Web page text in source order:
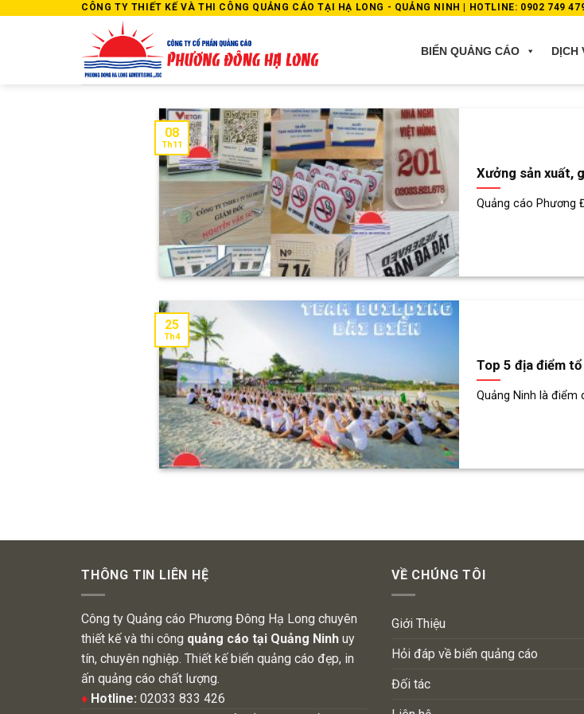
CÔNG TY THIẾT KẾ VÀ THI CÔNG QUẢNG CÁO TẠI HẠ LONG - QUẢNG NINH | HOTLINE: 0902 749
BIỂN QUẢNG CÁO DỊCH
Xưởng sản xuất,
Quảng cáo Phương
08
Th11
Top 5 địa điểm
Quảng Ninh là điểm
25
Th4
THÔNG TIN LIÊN HỆ
Công ty Quảng cáo Phương Đông Hạ Long chuyên
thiết kế và thi công quảng cáo tại Quảng Ninh uy
tín, chuyên nghiệp. Thiết kế biển quảng cáo đẹp, in
ấn quảng cáo chất lượng.
♦ Hotline: 02033 833 426
VỀ CHÚNG TÔI
Giới Thiệu
Hỏi đáp về biển quảng cáo
Đối tác